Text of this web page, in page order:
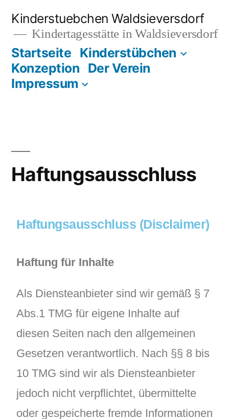
Kinderstuebchen Waldsieversdorf
Kindertagesstätte in Waldsieversdorf
Startseite Kinderstübchen
Konzeption Der Verein
Impressum
Haftungsausschluss
Haftungsausschluss (Disclaimer)
Haftung für Inhalte
Als Diensteanbieter sind wir gemäß § 7
Abs.1 TMG für eigene Inhalte auf
diesen Seiten nach den allgemeinen
Gesetzen verantwortlich. Nach §§ 8 bis
10 TMG sind wir als Diensteanbieter
jedoch nicht verpflichtet, übermittelte
oder gespeicherte fremde Informationen